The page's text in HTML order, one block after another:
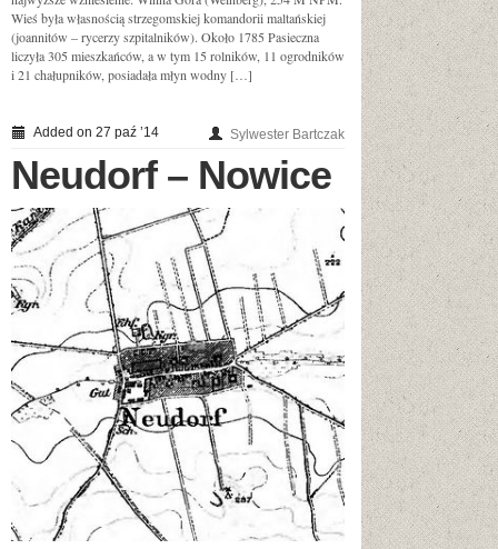
Wieś była własnością strzegomskiej komandorii maltańskiej
(joannitów – rycerzy szpitalników). Około 1785 Pasieczna
liczyła 305 mieszkańców, a w tym 15 rolników, 11 ogrodników
i 21 chałupników, posiadała młyn wodny […]
Added on 27 paź ’14 Sylwester Bartczak
Neudorf – Nowice